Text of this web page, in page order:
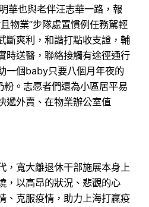
華也與老伴汪志華一路，報
物業”步隊處置慣例任務駕輕
斷爽利，和諧打點收支證，輔
時送醫，聯絡接觸有途徑通行
一個baby只要八個月年夜的
粉。志愿者們還為小區居平易
遞外賣、在物業辦公室值
寬大離退休干部施展本身上
，以高昂的狀況、悲觀的心
、克服疫情，助力上海打贏疫